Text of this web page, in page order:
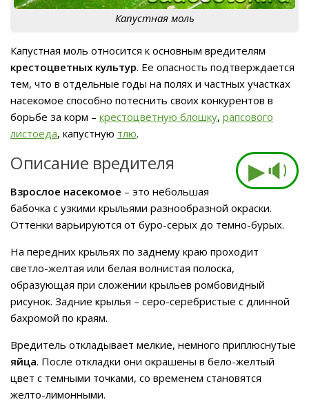
Капустная моль
Капустная моль относится к основным вредителям
крестоцветных культур. Ее опасность подтверждается
тем, что в отдельные годы на полях и частных участках
насекомое способно потеснить своих конкурентов в
борьбе за корм – крестоцветную блошку, рапсового
листоеда, капустную тлю.
▶🔉
Описание вредителя
Взрослое насекомое – это небольшая
бабочка с узкими крыльями разнообразной окраски.
Оттенки варьируются от буро-серых до темно-бурых.
На передних крыльях по заднему краю проходит
светло-желтая или белая волнистая полоска,
образующая при сложении крыльев ромбовидный
рисунок. Задние крылья – серо-серебристые с длинной
бахромой по краям.
Вредитель откладывает мелкие, немного приплюснутые
яйца. После откладки они окрашены в бело-желтый
цвет с темными точками, со временем становятся
желто-лимонными.